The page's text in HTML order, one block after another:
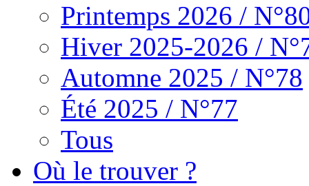
Printemps 2026 /
Hiver 2025-2026 /
Automne 2025 / N°78
Été 2025 / N°77
Tous
Où le trouver ?